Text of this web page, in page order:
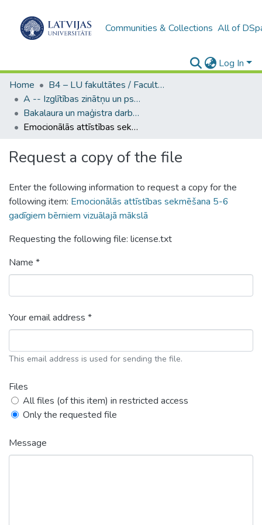
Communities & Collections All of
Log In
Home
B4 – LU fakultātes / Faculties of the UL
A -- Izglītības zinātņu un psiholoģijas fakultāte / Faculty of Education Sciences and Psychology
Bakalaura un maģistra darbi (PPMF) / Bachelor's and Master's theses
Emocionālās attīstības sekmēšana 5-6 gadīgiem bērniem vizuālajā mākslā
Request a copy of the file
Enter the following information to request a copy for the
following item: Emocionālās attīstības sekmēšana 5-6
gadīgiem bērniem vizuālajā mākslā
Requesting the following file: license.txt
Name *
Your email address *
This email address is used for sending the file.
Files
All files (of this item) in restricted access
Only the requested file
Message